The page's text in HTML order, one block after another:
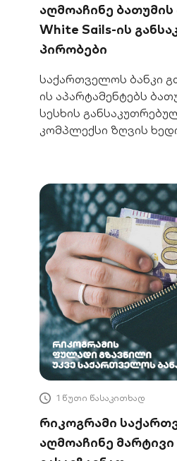
აღმოაჩინე
White Sails-ის
პირობები
საქართველოს ბანკი
ის აპარტამენტებს
სესხის
კომპლექსი ზღვის
1 წუთი წასაკითხად
რიკოგრამი
აღმოაჩინე